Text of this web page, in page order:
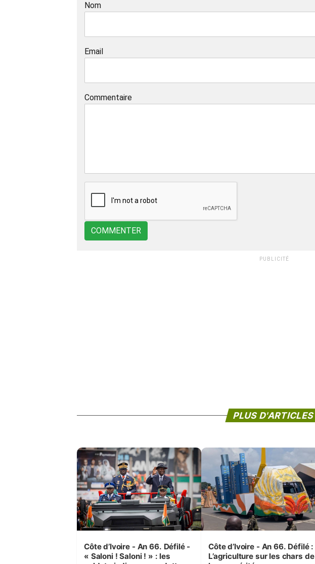
Nom
Email
Commentaire
COMMENTER
PUBLICITÉ
PLUS D'ARTICLES
Côte d’Ivoire - An 66. Défilé -
« Saloni ! Saloni ! » : les
Côte d’Ivoire - An 66. Défilé :
L’agriculture sur les chars de